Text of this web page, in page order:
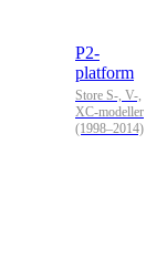
P2-
platform
Store S-, V-,
XC-modeller
(1998–2014)